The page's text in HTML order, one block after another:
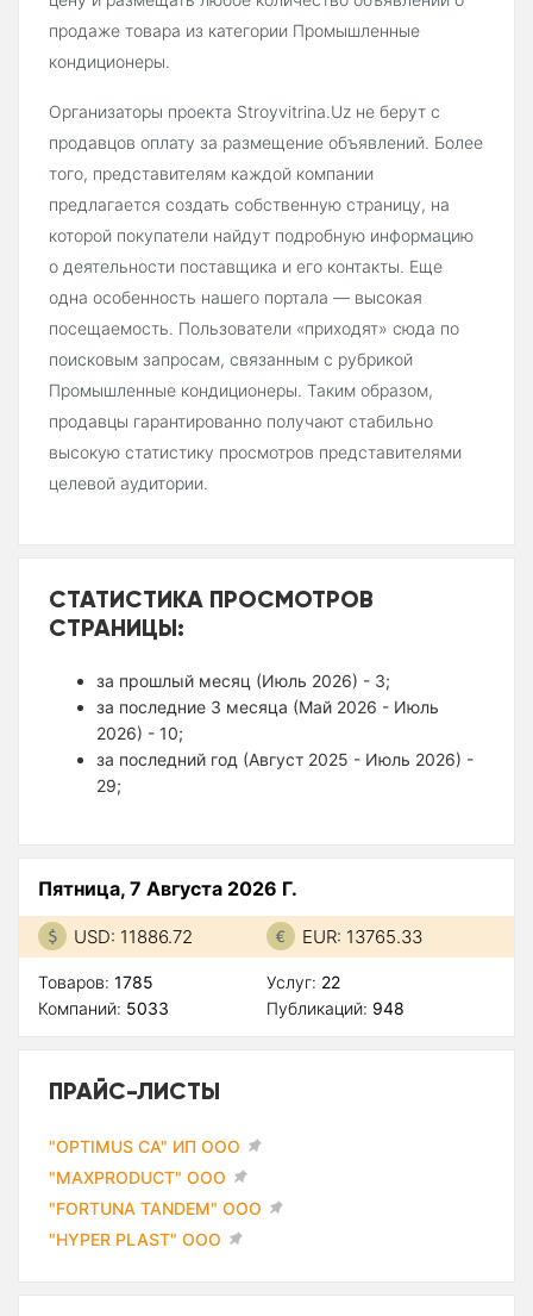
продаже товара из категории Промышленные
кондиционеры.
Организаторы проекта Stroyvitrina.Uz не берут с
продавцов оплату за размещение объявлений. Более
того, представителям каждой компании
предлагается создать собственную страницу, на
которой покупатели найдут подробную информацию
о деятельности поставщика и его контакты. Еще
одна особенность нашего портала — высокая
посещаемость. Пользователи «приходят» сюда по
поисковым запросам, связанным с рубрикой
Промышленные кондиционеры. Таким образом,
продавцы гарантированно получают стабильно
высокую статистику просмотров представителями
целевой аудитории.
СТАТИСТИКА ПРОСМОТРОВ
СТРАНИЦЫ:
за прошлый месяц (Июль 2026) - 3;
за последние 3 месяца (Май 2026 - Июль
2026) - 10;
за последний год (Август 2025 - Июль 2026) -
29;
Пятница, 7 Августа 2026 Г.
USD: 11886.72 EUR: 13765.33
Товаров: 1785
Компаний: 5033
Услуг: 22
Публикаций: 948
ПРАЙС-ЛИСТЫ
"OPTIMUS CA" ИП ООО
"MAXPRODUCT" ООО
"FORTUNA TANDEM" ООО
"HYPER PLAST" ООО